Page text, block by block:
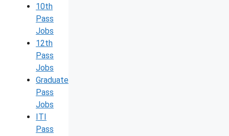
10th
Pass
Jobs
12th
Pass
Jobs
Graduate
Pass
Jobs
ITI
Pass